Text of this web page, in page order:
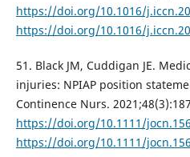
https://doi.org/10.1016/
https://doi.org/10.1016/
51. Black JM, Cuddigan JE.
injuries: NPIAP position
Continence Nurs.
https://doi.org/10.1111/
https://doi.org/10.1111/